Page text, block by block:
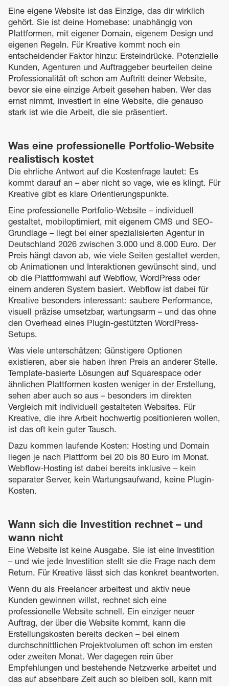
Eine eigene Website ist das Einzige, das dir wirklich
gehört. Sie ist deine Homebase: unabhängig von
Plattformen, mit eigener Domain, eigenem Design und
eigenen Regeln. Für Kreative kommt noch ein
entscheidender Faktor hinzu: Ersteindrücke. Potenzielle
Kunden, Agenturen und Auftraggeber beurteilen deine
Professionalität oft schon am Auftritt deiner Website,
bevor sie eine einzige Arbeit gesehen haben. Wer das
ernst nimmt, investiert in eine Website, die genauso
stark ist wie die Arbeit, die sie präsentiert.
Was eine professionelle Portfolio-Website
realistisch kostet
Die ehrliche Antwort auf die Kostenfrage lautet: Es
kommt darauf an – aber nicht so vage, wie es klingt. Für
Kreative gibt es klare Orientierungspunkte.
Eine professionelle Portfolio-Website – individuell
gestaltet, mobiloptimiert, mit eigenem CMS und SEO-
Grundlage – liegt bei einer spezialisierten Agentur in
Deutschland 2026 zwischen 3.000 und 8.000 Euro. Der
Preis hängt davon ab, wie viele Seiten gestaltet werden,
ob Animationen und Interaktionen gewünscht sind, und
ob die Plattformwahl auf Webflow, WordPress oder
einem anderen System basiert. Webflow ist dabei für
Kreative besonders interessant: saubere Performance,
visuell präzise umsetzbar, wartungsarm – und das ohne
den Overhead eines Plugin-gestützten WordPress-
Setups.
Was viele unterschätzen: Günstigere Optionen
existieren, aber sie haben ihren Preis an anderer Stelle.
Template-basierte Lösungen auf Squarespace oder
ähnlichen Plattformen kosten weniger in der Erstellung,
sehen aber auch so aus – besonders im direkten
Vergleich mit individuell gestalteten Websites. Für
Kreative, die ihre Arbeit hochwertig positionieren wollen,
ist das oft kein guter Tausch.
Dazu kommen laufende Kosten: Hosting und Domain
liegen je nach Plattform bei 20 bis 80 Euro im Monat.
Webflow-Hosting ist dabei bereits inklusive – kein
separater Server, kein Wartungsaufwand, keine Plugin-
Kosten.
Wann sich die Investition rechnet – und
wann nicht
Eine Website ist keine Ausgabe. Sie ist eine Investition
– und wie jede Investition stellt sie die Frage nach dem
Return. Für Kreative lässt sich das konkret beantworten.
Wenn du als Freelancer arbeitest und aktiv neue
Kunden gewinnen willst, rechnet sich eine
professionelle Website schnell. Ein einziger neuer
Auftrag, der über die Website kommt, kann die
Erstellungskosten bereits decken – bei einem
durchschnittlichen Projektvolumen oft schon im ersten
oder zweiten Monat. Wer dagegen rein über
Empfehlungen und bestehende Netzwerke arbeitet und
das auf absehbare Zeit auch so bleiben soll, kann mit